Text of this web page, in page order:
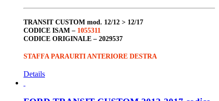
TRANSIT CUSTOM mod. 12/12 > 12/17
CODICE ISAM – 1055311
CODICE ORIGINALE – 2029537
STAFFA PARAURTI ANTERIORE DESTRA
Details